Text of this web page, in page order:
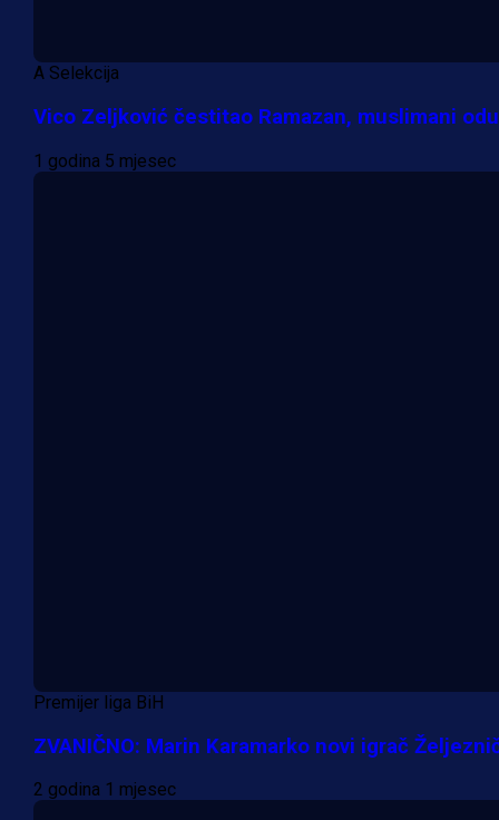
A Selekcija
Vico Zeljković čestitao Ramazan, muslimani
1 godina 5 mjesec
Premijer liga BiH
ZVANIČNO: Marin Karamarko novi igrač
2 godina 1 mjesec